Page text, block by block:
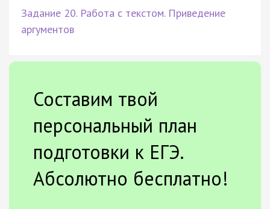
Задание 20. Работа с текстом. Приведение
аргументов
Составим твой
персональный план
подготовки к ЕГЭ.
Абсолютно бесплатно!